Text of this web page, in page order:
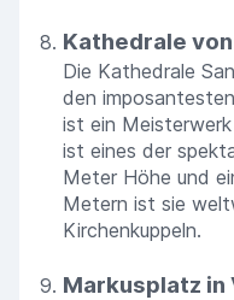
Kathedrale
Die Kathedrale
den
ist ein Meisterwerk
ist eines der
Meter Höhe und
Metern ist sie
Kirchenkuppeln.
Markusplatz in